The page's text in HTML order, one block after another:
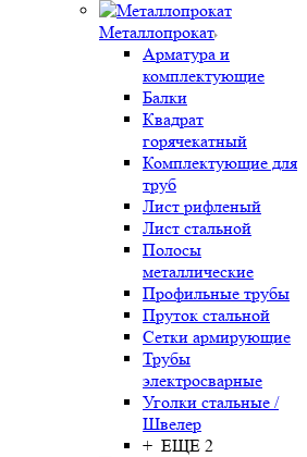
Металлопрокат
Арматура и
комплектующие
Балки
Квадрат
горячекатный
Комплектующие для
труб
Лист рифленый
Лист стальной
Полосы
металлические
Профильные трубы
Пруток стальной
Сетки армирующие
Трубы
электросварные
Уголки стальные /
Швелер
+ ЕЩЕ 2